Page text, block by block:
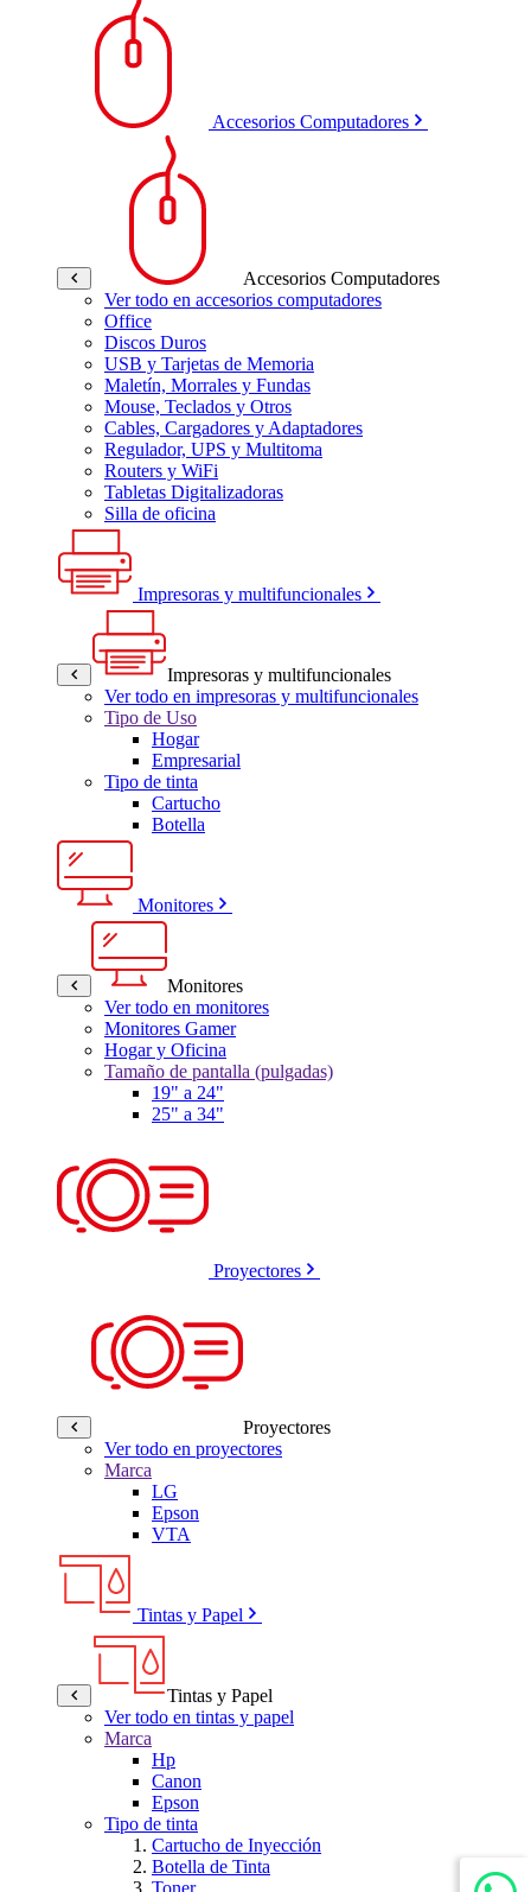
Accesorios Computadores
Accesorios Computadores
Ver todo en accesorios computadores
Office
Discos Duros
USB y Tarjetas de Memoria
Maletín, Morrales y Fundas
Mouse, Teclados y Otros
Cables, Cargadores y Adaptadores
Regulador, UPS y Multitoma
Routers y WiFi
Tabletas Digitalizadoras
Silla de oficina
Impresoras y multifuncionales
Impresoras y multifuncionales
Ver todo en impresoras y multifuncionales
Tipo de Uso
Hogar
Empresarial
Tipo de tinta
Cartucho
Botella
Monitores
Monitores
Ver todo en monitores
Monitores Gamer
Hogar y Oficina
Tamaño de pantalla (pulgadas)
19" a 24"
25" a 34"
Proyectores
Proyectores
Ver todo en proyectores
Marca
LG
Epson
VTA
Tintas y Papel
Tintas y Papel
Ver todo en tintas y papel
Marca
Hp
Canon
Epson
Tipo de tinta
Cartucho de Inyección
Botella de Tinta
Toner